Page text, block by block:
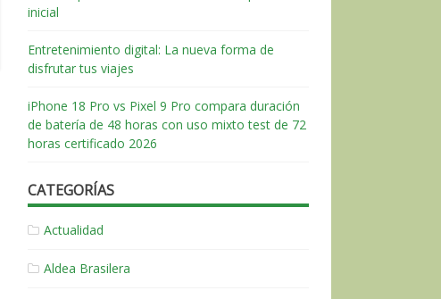
inicial
Entretenimiento digital: La nueva forma de
disfrutar tus viajes
iPhone 18 Pro vs Pixel 9 Pro compara duración
de batería de 48 horas con uso mixto test de 72
horas certificado 2026
CATEGORÍAS
Actualidad
Aldea Brasilera